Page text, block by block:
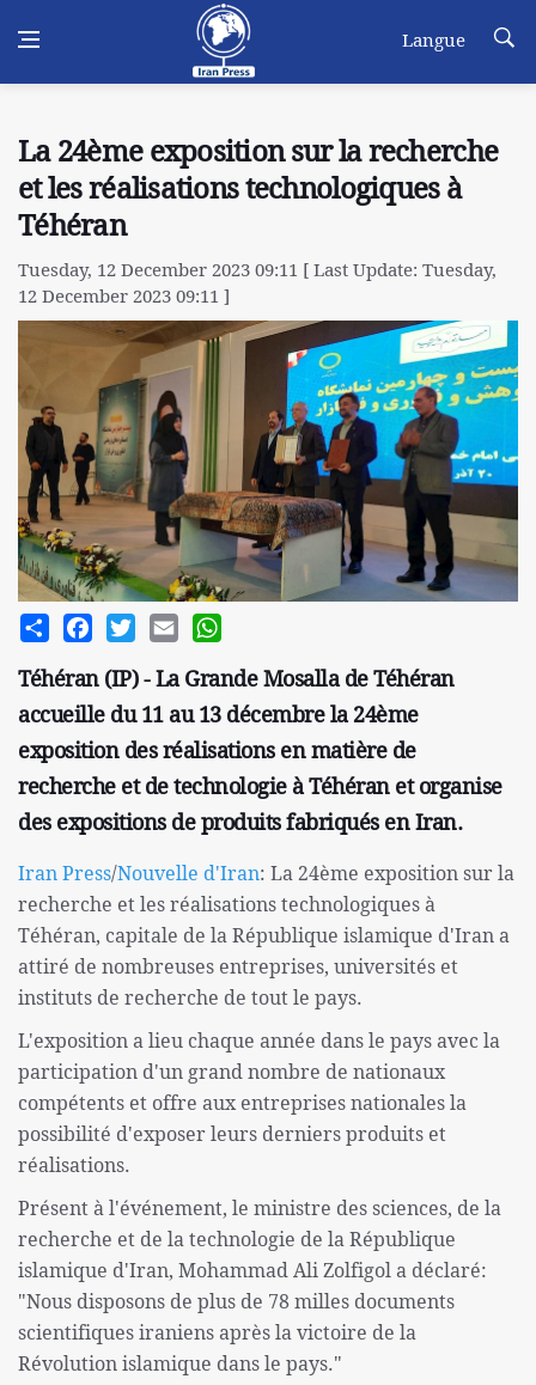
Langue
La 24ème exposition sur la recherche
et les réalisations technologiques à
Téhéran
Tuesday, 12 December 2023 09:11 [ Last Update: Tuesday,
12 December 2023 09:11 ]
Share FacebookTwitterEmail
Téhéran (IP) - La Grande Mosalla de Téhéran
accueille du 11 au 13 décembre la 24ème
exposition des réalisations en matière de
recherche et de technologie à Téhéran et organise
des expositions de produits fabriqués en Iran.
Iran Press/Nouvelle d'Iran: La 24ème exposition sur la
recherche et les réalisations technologiques à
Téhéran, capitale de la République islamique d'Iran a
attiré de nombreuses entreprises, universités et
instituts de recherche de tout le pays.
L'exposition a lieu chaque année dans le pays avec la
participation d'un grand nombre de nationaux
compétents et offre aux entreprises nationales la
possibilité d'exposer leurs derniers produits et
réalisations.
Présent à l'événement, le ministre des sciences, de la
recherche et de la technologie de la République
islamique d'Iran, Mohammad Ali Zolfigol a déclaré:
"Nous disposons de plus de 78 milles documents
scientifiques iraniens après la victoire de la
Révolution islamique dans le pays."